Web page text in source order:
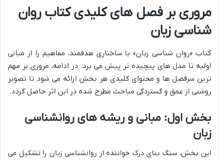
مروری بر فصل های کلیدی کتاب روان
شناسی زبان
کتاب «روان شناسی زبان» با ساختاری هدفمند، مفاهیم را از مبانی
اولیه تا مدل های پیچیده تر پیش می برد. در ادامه، مروری بر مهم
ترین سرفصل ها و محتوای کلیدی هر بخش ارائه می شود تا تصویر
روشنی از عمق و گستردگی مباحث مطرح شده در این اثر حاصل گردد.
بخش اول: مبانی و ریشه های روانشناسی
زبان
این بخش، سنگ بنای درک خواننده از روانشناسی زبان را تشکیل می